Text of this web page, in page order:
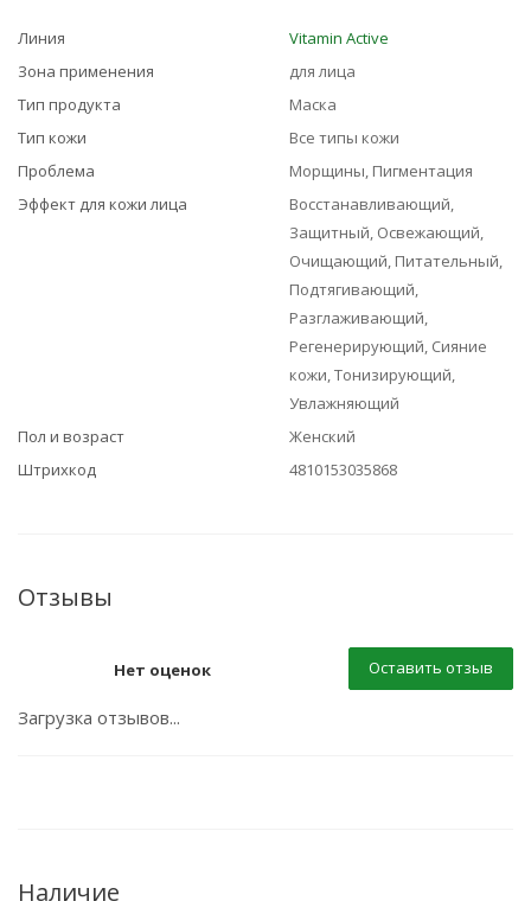
Линия
Vitamin Active
Зона применения
для лица
Тип продукта
Маска
Тип кожи
Все типы кожи
Проблема
Морщины, Пигментация
Эффект для кожи лица
Восстанавливающий,
Защитный, Освежающий,
Очищающий, Питательный,
Подтягивающий,
Разглаживающий,
Регенерирующий, Сияние
кожи, Тонизирующий,
Увлажняющий
Пол и возраст
Женский
Штрихкод
4810153035868
Отзывы
Нет оценок Оставить отзыв
Загрузка отзывов...
Наличие